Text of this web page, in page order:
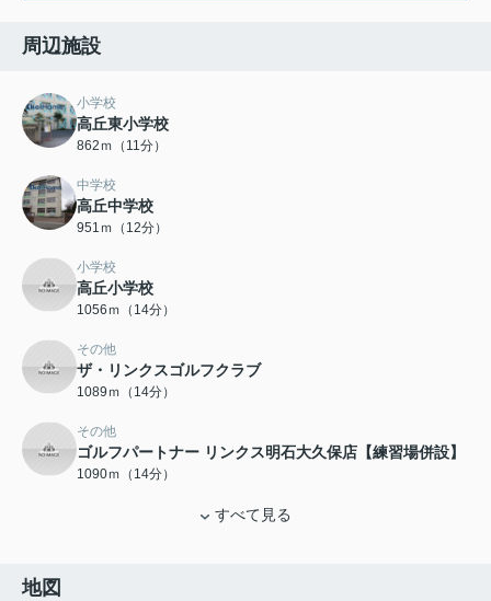
周辺施設
小学校
高丘東小学校
862ｍ（11分）
中学校
高丘中学校
951ｍ（12分）
小学校
高丘小学校
1056ｍ（14分）
その他
ザ・リンクスゴルフクラブ
1089ｍ（14分）
その他
ゴルフパートナー リンクス明石大久保店【練習場併設】
1090ｍ（14分）
すべて見る
地図